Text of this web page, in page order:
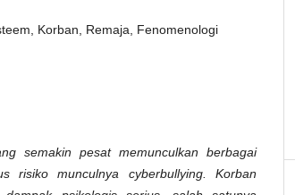
Korban, Remaja, Fenomenologi
semakin pesat memunculkan
berbagai
risiko munculnya cyberbullying.
Korban